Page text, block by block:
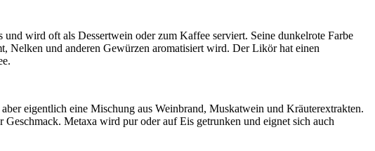
wird oft als Dessertwein oder zum Kaffee serviert. Seine dunkelrote Farbe
Nelken und anderen Gewürzen aromatisiert wird. Der Likör hat einen
eigentlich eine Mischung aus Weinbrand, Muskatwein und Kräuterextrakten.
Metaxa wird pur oder auf Eis getrunken und eignet sich auch